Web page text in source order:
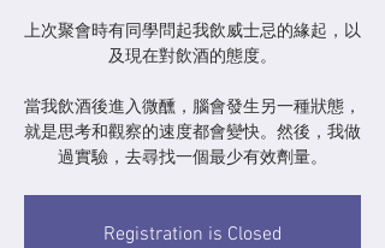
上次聚會時有同學問起我飲威士忌的緣起，以
及現在對飲酒的態度。
當我飲酒後進入微醺，腦會發生另一種狀態，
就是思考和觀察的速度都會變快。然後，我做
過實驗，去尋找一個最少有效劑量。
Registration is Closed